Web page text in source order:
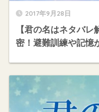
2017年9月28日
【君の名はネタバ
密！避難訓練や記憶